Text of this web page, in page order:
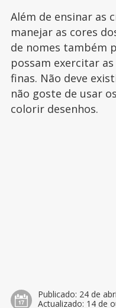
Além de ensinar as
manejar as cores
de nomes também
possam exercitar
finas. Não deve
não goste de usar
colorir desenhos.
Publicado: 24 de
Actualizado: 14 de